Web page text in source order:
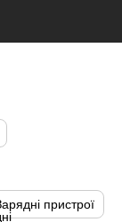
пристрої